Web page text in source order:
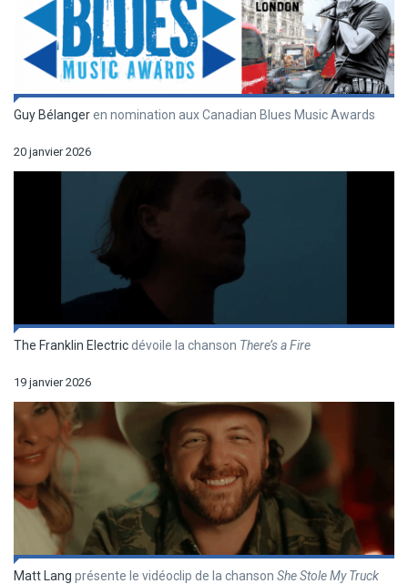
Guy Bélangeren nomination aux Canadian Blues Music Awards
20 janvier 2026
The Franklin Electricdévoile la chanson There’s a Fire
19 janvier 2026
Matt Lang présente le vidéoclip de la chanson She Stole My Truck